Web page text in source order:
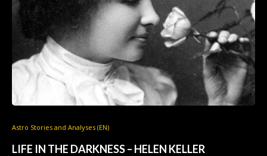
Astro Stories and Analyses (EN)
LIFE IN THE DARKNESS – HELEN KELLER